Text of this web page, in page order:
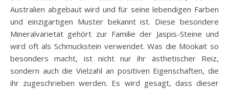
Australien abgebaut wird und für seine lebendigen Farben
und einzigartigen Muster bekannt ist. Diese besondere
Mineralvarietät gehört zur Familie der Jaspis-Steine und
wird oft als Schmuckstein verwendet. Was die Mookait so
besonders macht, ist nicht nur ihr ästhetischer Reiz,
sondern auch die Vielzahl an positiven Eigenschaften, die
ihr zugeschrieben werden. Es wird gesagt, dass dieser